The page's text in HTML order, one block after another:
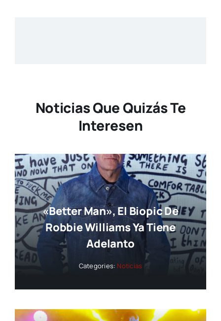
Noticias Que Quizás Te
Interesen
«Better Man», El Biopic De
Robbie Williams Ya Tiene
Adelanto
Categories: Noticias